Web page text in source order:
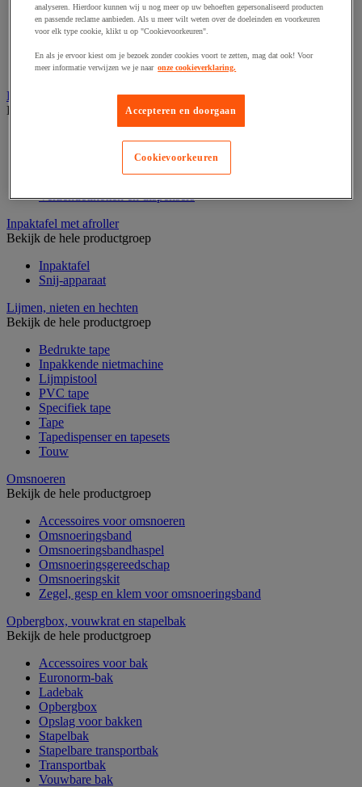
Envelop en verzendhoes
Golfsdoos
Houten kist
Kartonnen palletdozen
Verzenddoos en -koker
Etiketten en markering
Bekijk de hele productgroep
Verzendetiketten en dispensers
Inpaktafel met afroller
Bekijk de hele productgroep
Inpaktafel
Snij-apparaat
Lijmen, nieten en hechten
Bekijk de hele productgroep
Bedrukte tape
Inpakkende nietmachine
Lijmpistool
PVC tape
Specifiek tape
Tape
Tapedispenser en tapesets
Touw
Omsnoeren
Bekijk de hele productgroep
Accessoires voor omsnoeren
Omsnoeringsband
Omsnoeringsbandhaspel
Omsnoeringsgereedschap
Omsnoeringskit
Zegel, gesp en klem voor omsnoeringsband
Opbergbox, vouwkrat en stapelbak
Bekijk de hele productgroep
Accessoires voor bak
Euronorm-bak
Ladebak
Opbergbox
Opslag voor bakken
Stapelbak
Stapelbare transportbak
Transportbak
Vouwbare bak
analyseren. Hierdoor kunnen wij u nog meer op uw behoeften gepersonaliseerd producten
en passende reclame aanbieden. Als u meer wilt weten over de doeleinden en voorkeuren
voor elk type cookie, klikt u op "Cookievoorkeuren".
En als je ervoor kiest om je bezoek zonder cookies voort te zetten, mag dat ook! Voor
meer informatie verwijzen we je naar onze cookieverklaring.
Accepteren en doorgaan
Cookievoorkeuren